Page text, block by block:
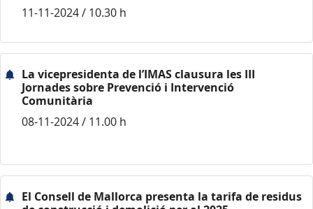
11-11-2024 / 10.30 h
La vicepresidenta de l’IMAS clausura les III
Jornades sobre Prevenció i Intervenció
Comunitària
08-11-2024 / 11.00 h
El Consell de Mallorca presenta la tarifa de residus